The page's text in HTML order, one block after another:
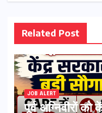
Related Post
JOB ALERT
पूर्व अग्निवीरों